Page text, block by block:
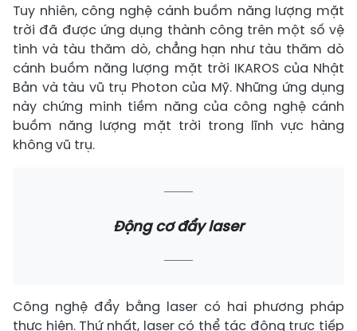
Tuy nhiên, công nghệ cánh buồm năng lượng mặt
trời đã được ứng dụng thành công trên một số vệ
tinh và tàu thăm dò, chẳng hạn như tàu thăm dò
cánh buồm năng lượng mặt trời IKAROS của Nhật
Bản và tàu vũ trụ Photon của Mỹ. Những ứng dụng
này chứng minh tiềm năng của công nghệ cánh
buồm năng lượng mặt trời trong lĩnh vực hàng
không vũ trụ.
Động cơ đẩy laser
Công nghệ đẩy bằng laser có hai phương pháp
thực hiện. Thứ nhất, laser có thể tác động trực tiếp